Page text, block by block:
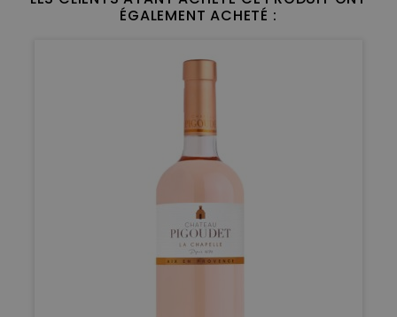
ÉGALEMENT ACHETÉ :